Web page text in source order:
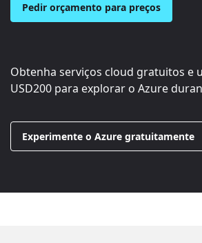
Pedir orçamento para preços
Obtenha serviços cloud gratuitos e
USD200 para explorar o Azure
Experimente o Azure gratuitamente